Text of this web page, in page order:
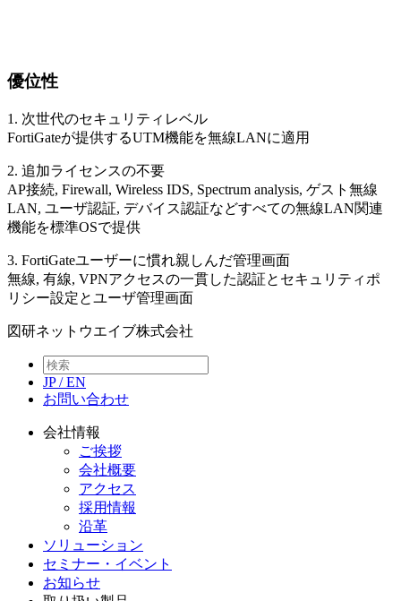
優位性
1. 次世代のセキュリティレベル
FortiGateが提供するUTM機能を無線LANに適用
2. 追加ライセンスの不要
AP接続, Firewall, Wireless IDS, Spectrum analysis, ゲスト無線
LAN, ユーザ認証, デバイス認証などすべての無線LAN関連
機能を標準OSで提供
3. FortiGateユーザーに慣れ親しんだ管理画面
無線, 有線, VPNアクセスの一貫した認証とセキュリティポ
リシー設定とユーザ管理画面
図研ネットウエイブ株式会社
JP/EN
お問い合わせ
会社情報
ご挨拶
会社概要
アクセス
採用情報
沿革
ソリューション
セミナー・イベント
お知らせ